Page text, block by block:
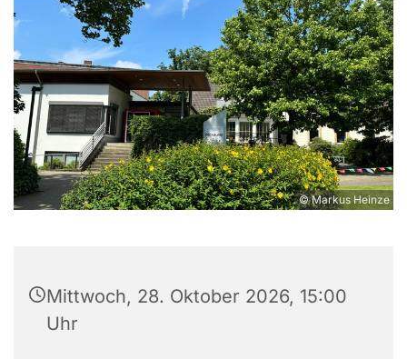
© Markus Heinze
Mittwoch, 28. Oktober 2026, 15:00
Uhr